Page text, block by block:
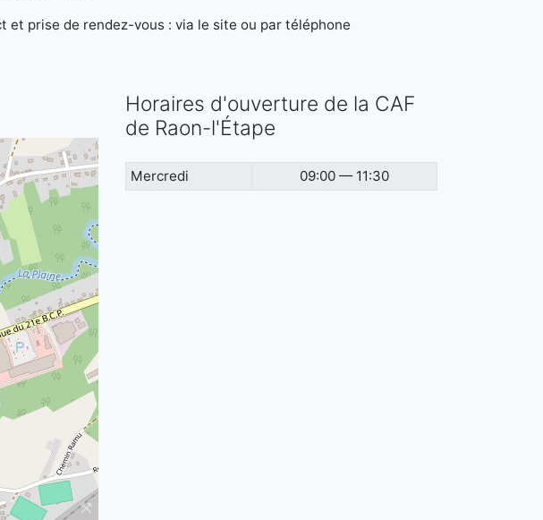
et prise de rendez-vous : via le site ou par téléphone
Horaires d'ouverture de la CAF
de Raon-l'Étape
Mercredi 09:00 — 11:30